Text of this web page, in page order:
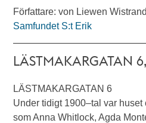
Författare: von Liewen
Samfundet S:t Erik
LÄSTMAKARGATAN
LÄSTMAKARGATAN 6
Under tidigt 1900–tal var huset
som Anna Whitlock, Agda